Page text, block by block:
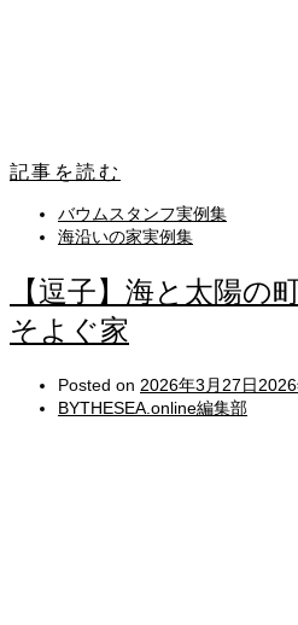
記事を読む
バウムスタンフ実例集
海沿いの家実例集
【逗子】海と太陽の
そよぐ家
Posted on 2026年3月27日
BYTHESEA.online編集部